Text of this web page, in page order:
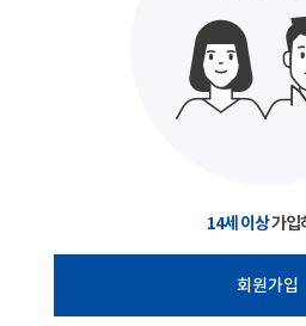
14세 이상가입
회원가입